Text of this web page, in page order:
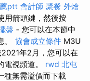
ptt 會計師 聚餐 外燴
用箭頭鍵，然後按
盤 - 您可以在本節中
。 協會成立條件 M3U
年2月，您可以在
電視頻道。 rwd 北屯
種無需溢價而下載